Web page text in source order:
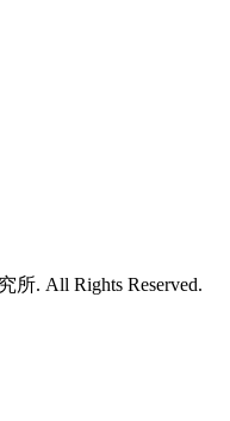
所. All Rights Reserved.